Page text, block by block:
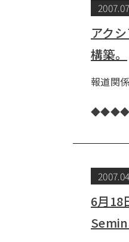
アク
構築。
報
6月18